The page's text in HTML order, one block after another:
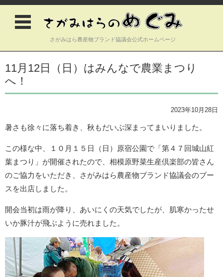
さがみはら農産物ブランド協議会公式ホームページ
コンテンツに移動
11月12日（日）はみんなで農業まつり
へ！
2023年10月28日
暑さも徐々に落ち着き、秋もだいぶ深まってまいりました。
この様な中、１０月１５日（日）原宿公園で「第４７回城山紅
葉まつり」が開催されたので、相模原野菜生産倶楽部の皆さん
のご協力をいただき、さがみはら農産物ブランド協議会のブー
スを出店しました。
開会当初は雨が降り、あいにくの天気でしたが、肌寒かったせ
いか豚汁が飛ぶように売れました。